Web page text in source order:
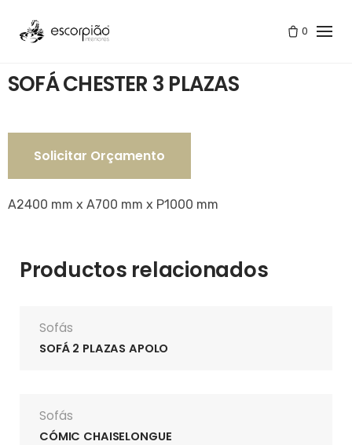
0
Tienda SOFÁ CHESTER 3 PLAZAS
SOFÁ CHESTER 3 PLAZAS
Solicitar Orçamento
A2400 mm x A700 mm x P1000 mm
Productos relacionados
Sofás
SOFÁ 2 PLAZAS APOLO
Sofás
CÓMIC CHAISELONGUE